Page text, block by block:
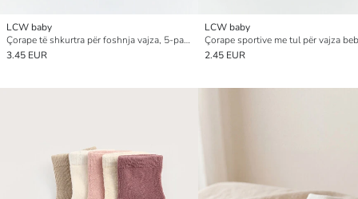
LCW baby
Çorape të shkurtra për foshnja vajza, 5-pako
3.45 EUR
LCW baby
2.45 EUR